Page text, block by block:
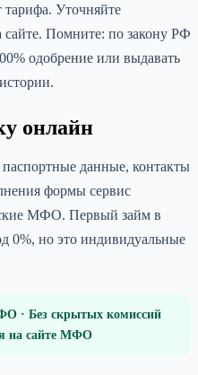
тарифа. Уточняйте
сайте. Помните: по закону РФ
одобрение или выдавать
онлайн
данные, контакты
формы сервис
МФО. Первый займ в
но это индивидуальные
· Без скрытых комиссий
на сайте МФО